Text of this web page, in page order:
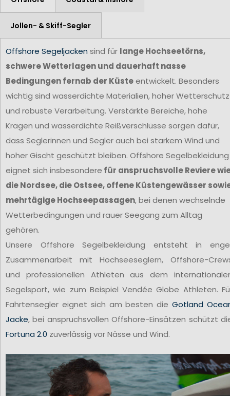
Jollen- & Skiff-Segler
Offshore Segeljacken sind für lange Hochseetörns,
schwere Wetterlagen und dauerhaft nasse
Bedingungen fernab der Küsteentwickelt. Besonders
wichtig sind wasserdichte Materialien, hoher Wetterschutz
und robuste Verarbeitung. Verstärkte Bereiche, hohe
Kragen und wasserdichte Reißverschlüsse sorgen dafür,
dass Seglerinnen und Segler auch bei starkem Wind und
hoher Gischt geschützt bleiben. Offshore Segelbekleidung
eignet sich insbesondere für anspruchsvolle Reviere
die Nordsee, die Ostsee, offene Küstengewässer
mehrtägige Hochseepassagen, bei denen wechselnde
Wetterbedingungen und rauer Seegang zum Alltag
gehören.
Unsere Offshore Segelbekleidung entsteht in
Zusammenarbeit mit Hochseeseglern, Offshore-
und professionellen Athleten aus dem
Segelsport, wie zum Beispiel Vendée Globe Athleten.
Fahrtensegler eignet sich am besten dieGotland
Jacke, bei anspruchsvollen Offshore-Einsätzen schützt
Fortuna 2.0 zuverlässig vor Nässe und Wind.